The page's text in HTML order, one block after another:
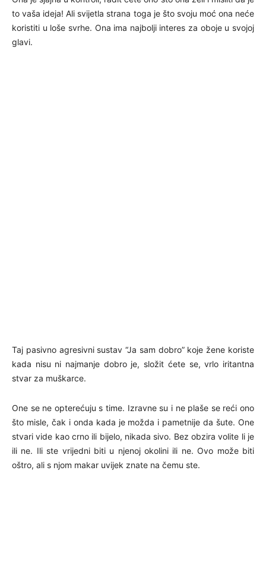
to vaša ideja! Ali svijetla strana toga je što svoju moć ona neće
koristiti u loše svrhe. Ona ima najbolji interes za oboje u svojoj
glavi.
Taj pasivno agresivni sustav “Ja sam dobro” koje žene koriste
kada nisu ni najmanje dobro je, složit ćete se, vrlo iritantna
stvar za muškarce.
One se ne opterećuju s time. Izravne su i ne plaše se reći ono
što misle, čak i onda kada je možda i pametnije da šute. One
stvari vide kao crno ili bijelo, nikada sivo. Bez obzira volite li je
ili ne. Ili ste vrijedni biti u njenoj okolini ili ne. Ovo može biti
oštro, ali s njom makar uvijek znate na čemu ste.